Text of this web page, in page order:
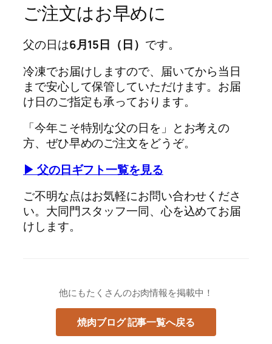
ご注文はお早めに
父の日は6月15日（日） です。
冷凍でお届けしますので、届いてから当日
まで安心して保管していただけます。お届
け日のご指定も承っております。
「今年こそ特別な父の日を」とお考えの
方、ぜひ早めのご注文をどうぞ。
▶ 父の日ギフト一覧を見る
ご不明な点はお気軽にお問い合わせくださ
い。大同門スタッフ一同、心を込めてお届
けします。
他にもたくさんのお肉情報を掲載中！
焼肉ブログ 記事一覧へ戻る